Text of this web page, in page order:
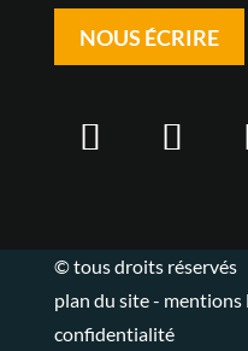
NOUS ÉCRIRE
© tous droits réservés
plan du site- mentions
confidentialité